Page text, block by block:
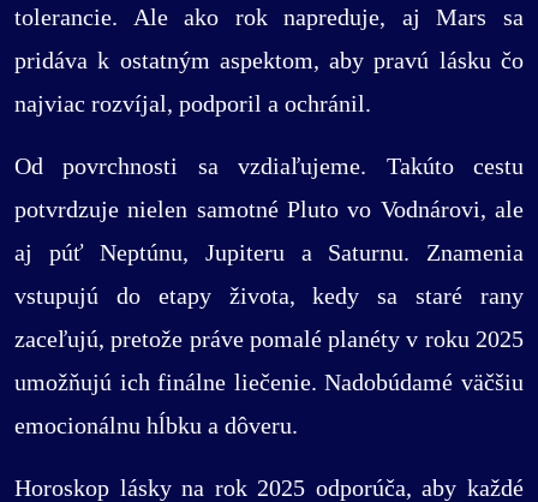
tolerancie. Ale ako rok napreduje, aj Mars sa
pridáva k ostatným aspektom, aby pravú lásku čo
najviac rozvíjal, podporil a ochránil.
Od povrchnosti sa vzdiaľujeme. Takúto cestu
potvrdzuje nielen samotné Pluto vo Vodnárovi, ale
aj púť Neptúnu, Jupiteru a Saturnu. Znamenia
vstupujú do etapy života, kedy sa staré rany
zaceľujú, pretože práve pomalé planéty v roku 2025
umožňujú ich finálne liečenie. Nadobúdamé väčšiu
emocionálnu hĺbku a dôveru.
Horoskop lásky na rok 2025 odporúča, aby každé